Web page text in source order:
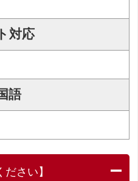
対応
語
さい】